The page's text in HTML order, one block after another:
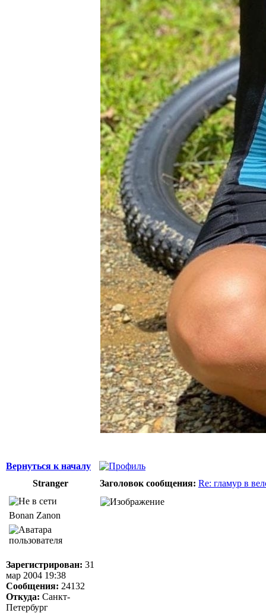
Вернуться к началу
Stranger
Заголовок сообщения: Re: гламур в
Bonan Zanon
Зарегистрирован: 31
мар 2004 19:38
Сообщения: 24132
Откуда: Санкт-
Петербург